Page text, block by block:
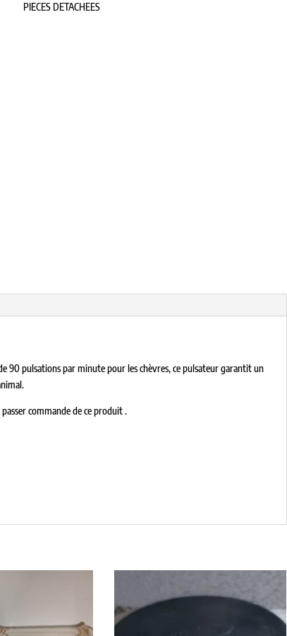
PIECES DETACHEES
90 pulsations par minute pour les chèvres, ce pulsateur garantit un
commande de ce produit .